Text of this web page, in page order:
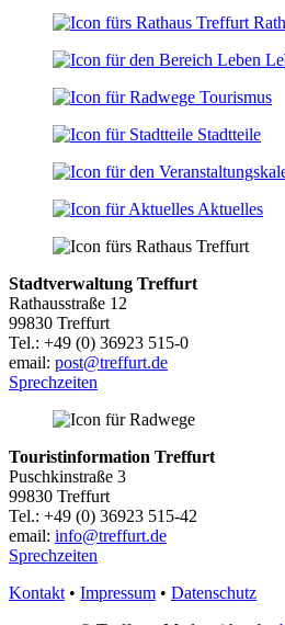
Tourismus
Stadtteile
Aktuelles
Stadtverwaltung Treffurt
Rathausstraße 12
99830 Treffurt
Tel.: +49 (0) 36923 515-0
email: post@treffurt.de
Sprechzeiten
Touristinformation Treffurt
Puschkinstraße 3
99830 Treffurt
Tel.: +49 (0) 36923 515-42
email: info@treffurt.de
Sprechzeiten
Kontakt • Impressum • Datenschutz